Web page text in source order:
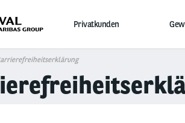
Privatkunden